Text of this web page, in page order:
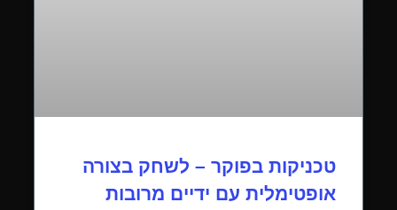
טכניקות בפוקר – לשחק בצורה
אופטימלית עם ידיים מרובות